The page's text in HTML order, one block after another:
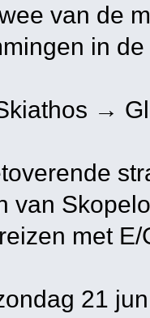
van de
in
→
van
met
21